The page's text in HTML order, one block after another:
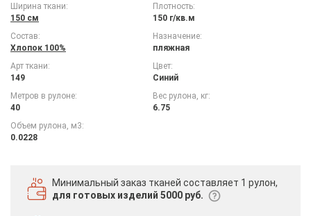
Ширина ткани:
150 см
Плотность:
150 г/кв.м
Состав:
Хлопок 100%
Назначение:
пляжная
Арт ткани:
149
Цвет:
Синий
Метров в рулоне:
40
Вес рулона, кг:
6.75
Объем рулона, м3:
0.0228
Минимальный заказ тканей составляет 1 рулон,
для готовых изделий 5000 руб.